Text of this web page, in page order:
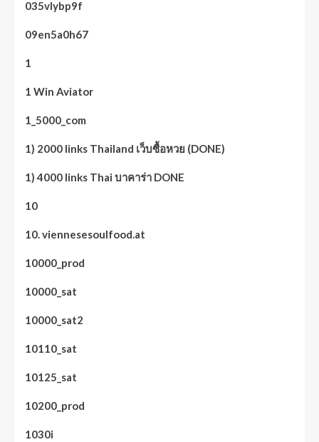
035vlybp9f
09en5a0h67
1
1 Win Aviator
1_5000_com
1) 2000 links Thailand เว็บซื้อหวย (DONE)
1) 4000 links Thai บาคาร่า DONE
10
10. viennesesoulfood.at
10000_prod
10000_sat
10000_sat2
10110_sat
10125_sat
10200_prod
1030i